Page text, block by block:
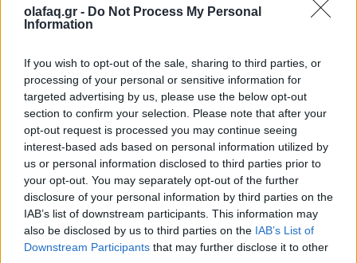
olafaq.gr - Do Not Process My Personal
Information
If you wish to opt-out of the sale, sharing to third parties, or
processing of your personal or sensitive information for
targeted advertising by us, please use the below opt-out
section to confirm your selection. Please note that after your
opt-out request is processed you may continue seeing
interest-based ads based on personal information utilized by
us or personal information disclosed to third parties prior to
your opt-out. You may separately opt-out of the further
disclosure of your personal information by third parties on the
IAB’s list of downstream participants. This information may
also be disclosed by us to third parties on the IAB’s List of
Downstream Participants that may further disclose it to other
ΕΥΣΤΑΘΙΑ – ΤΑ ΔΙΚΑ ΜΟΥ ΜΠΛΟΥΖ
Half Note Jazz Club Τριβωνιανού 17, Μετς | 210
9213310
Τιμές εισιτηρίων: από 10 €
Προπώληση εισιτηρίωνεδώ
www.halfnote.gr Πληροφορίες: 210 9213310
*Τα τραπέζια είναι τεσσάρων ατόμων. Οι θεατές